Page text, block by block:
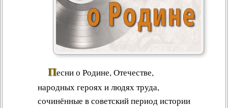
Песни о Родине, Отечестве,
народных героях и людях труда,
сочинённые в советский период истории